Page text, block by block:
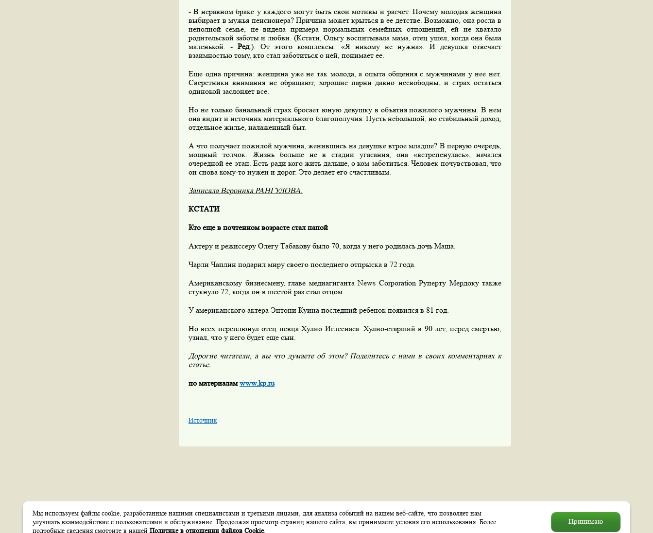
- В неравном браке у каждого могут быть свои мотивы и расчет. Почему молодая женщина
выбирает в мужья пенсионера? Причина может крыться в ее детстве. Возможно, она росла в
неполной семье, не видела примера нормальных семейных отношений, ей не хватало
родительской заботы и любви. (Кстати, Ольгу воспитывала мама, отец ушел, когда она была
маленькой. -Ред.). От этого комплексы: «Я никому не нужна». И девушка отвечает
взаимностью тому, кто стал заботиться о ней, понимает ее.
Еще одна причина: женщина уже не так молода, а опыта общения с мужчинами у нее нет.
Сверстники внимания не обращают, хорошие парни давно несвободны, и страх остаться
одинокой заслоняет все.
Но не только банальный страх бросает юную девушку в объятия пожилого мужчины. В нем
она видит и источник материального благополучия. Пусть небольшой, но стабильный доход,
отдельное жилье, налаженный быт.
А что получает пожилой мужчина, женившись на девушке втрое младше? В первую очередь,
мощный толчок. Жизнь больше не в стадии угасания, она «встрепенулась», начался
очередной ее этап. Есть ради кого жить дальше, о ком заботиться. Человек почувствовал, что
он снова кому-то нужен и дорог. Это делает его счастливым.
Записала Вероника РАНГУЛОВА.
КСТАТИ
Кто еще в почтенном возрасте стал папой
Актеру и режиссеру Олегу Табакову было 70, когда у него родилась дочь Маша.
Чарли Чаплин подарил миру своего последнего отпрыска в 72 года.
Американскому бизнесмену, главе медиагиганта News Corporation Руперту Мердоку также
стукнуло 72, когда он в шестой раз стал отцом.
У американского актера Энтони Куина последний ребенок появился в 81 год.
Но всех переплюнул отец певца Хулио Иглесиаса. Хулио-старший в 90 лет, перед смертью,
узнал, что у него будет еще сын.
Дорогие читатели, а вы что думаете об этом? Поделитесь с нами в своих комментариях к
статье.
по материаламwww.kp.ru
Источник
Создание сайтов
Веб-студияitsoft
Карта сайта Контакты Обратная связь
© 2004–2026 Муниципальное
образование «Выхино–Жулебино»
Мы используем файлы cookie, разработанные нашими специалистами и третьими лицами, для анализа событий на нашем веб-сайте, что позволяет нам
улучшать взаимодействие с пользователями и обслуживание. Продолжая просмотр страниц нашего сайта, вы принимаете условия его использования. Более
подробные сведения смотрите в нашейПолитике в отношении файлов Cookie.
Принимаю